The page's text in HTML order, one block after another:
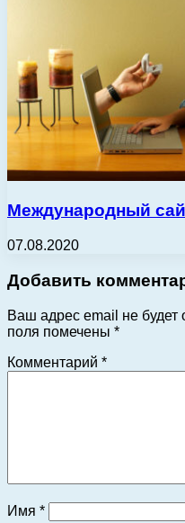
Международный
07.08.2020
Добавить
Ваш адрес email не будет
поля помечены *
Комментарий *
Имя *